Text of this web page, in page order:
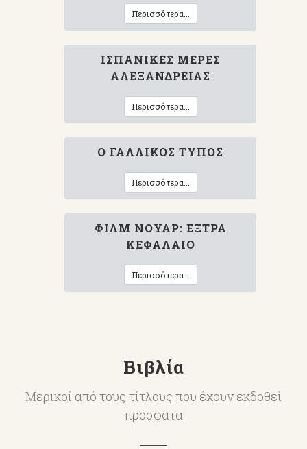
Περισσότερα...
ΙΣΠΑΝΙΚΈΣ ΜΈΡΕΣ
ΑΛΕΞΆΝΔΡΕΙΑΣ
Περισσότερα...
Ο ΓΑΛΛΙΚΌΣ ΤΎΠΟΣ
Περισσότερα...
ΦΙΛΜ ΝΟΥΆΡ: ΈΞΤΡΑ
ΚΕΦΆΛΑΙΟ
Περισσότερα...
Βιβλία
Μερικοί από τους τίτλους που έχουν εκδοθεί
πρόσφατα